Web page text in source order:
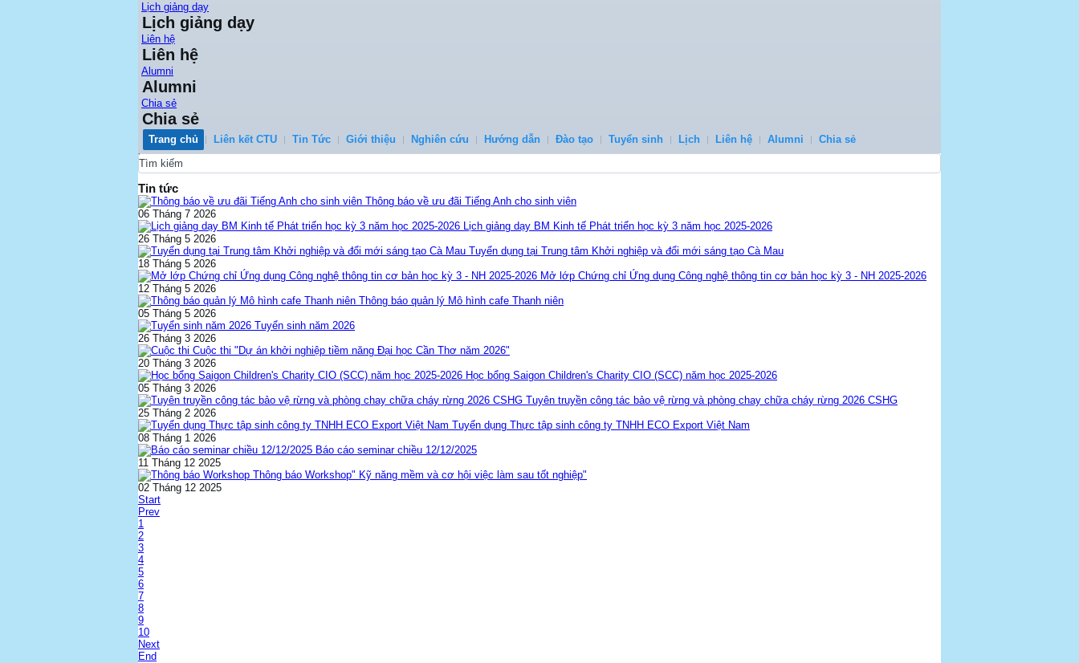
Lịch giảng dạy
Lịch giảng dạy
Liên hệ
Liên hệ
Alumni
Alumni
Chia sẻ
Chia sẻ
Trang chủ Liên kết CTU Tin Tức Giới thiệu Nghiên cứu Hướng dẫn Đào tạo Tuyển sinh Lịch Liên hệ Alumni
Chia sẻ
0
Tin tức
Thông báo về ưu đãi Tiếng Anh cho sinh viên
06 Tháng 7 2026
Lịch giảng dạy BM Kinh tế Phát triển học kỳ 3 năm học 2025-2026
26 Tháng 5 2026
Tuyển dụng tại Trung tâm Khởi nghiệp và đổi mới sáng tạo Cà Mau
18 Tháng 5 2026
Mở lớp Chứng chỉ Ứng dụng Công nghệ thông tin cơ bản học kỳ 3 - NH 2025-2026
12 Tháng 5 2026
Thông báo quản lý Mô hình cafe Thanh niên
05 Tháng 5 2026
Tuyển sinh năm 2026
26 Tháng 3 2026
Cuộc thi "Dự án khởi nghiệp tiềm năng Đại học Cần Thơ năm 2026"
20 Tháng 3 2026
Học bổng Saigon Children's Charity CIO (SCC) năm học 2025-2026
05 Tháng 3 2026
Tuyên truyền công tác bảo vệ rừng và phòng chay chữa cháy rừng 2026 CSHG
25 Tháng 2 2026
Tuyển dụng Thực tập sinh công ty TNHH ECO Export Việt Nam
08 Tháng 1 2026
Báo cáo seminar chiều 12/12/2025
11 Tháng 12 2025
Thông báo Workshop" Kỹ năng mềm và cơ hội việc làm sau tốt nghiệp"
02 Tháng 12 2025
Start
Prev
1
2
3
4
5
6
7
8
9
10
Next
End